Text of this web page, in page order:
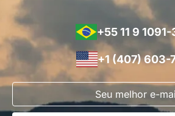
+55 11 9
+1 (407) 603-